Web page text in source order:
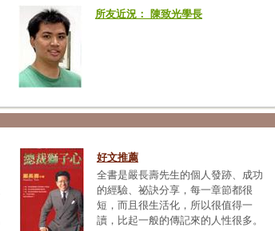
所友近況： 陳致光學長
好文推薦
全書是嚴長壽先生的個人發跡、成功
的經驗、祕訣分享，每一章節都很
短，而且很生活化，所以很值得一
讀，比起一般的傳記來的人性很多。